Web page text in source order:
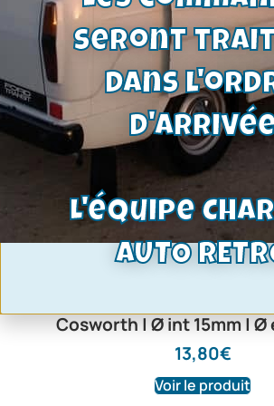
Cosworth | Ø int 15mm | Ø
13,80€
Voir le produit
seront
dans
L'équipe
AUTO